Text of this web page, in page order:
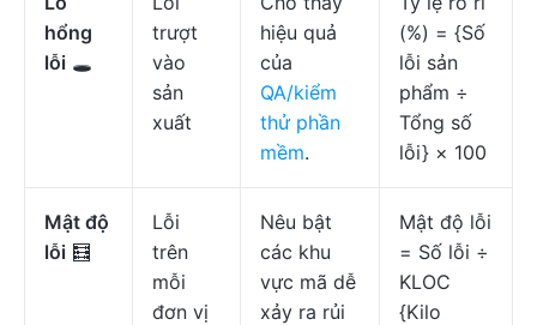
hổng
lỗi 🕳️
trượt
vào
sản
xuất
hiệu quả
của
QA/kiểm
thử phần
mềm.
(%) = {Số
lỗi sản
phẩm ÷
Tổng số
lỗi} × 100
Mật độ
lỗi 🧮
Lỗi
trên
mỗi
đơn vị
Nêu bật
các khu
vực mã dễ
xảy ra rủi
Mật độ lỗi
= Số lỗi ÷
KLOC
{Kilo